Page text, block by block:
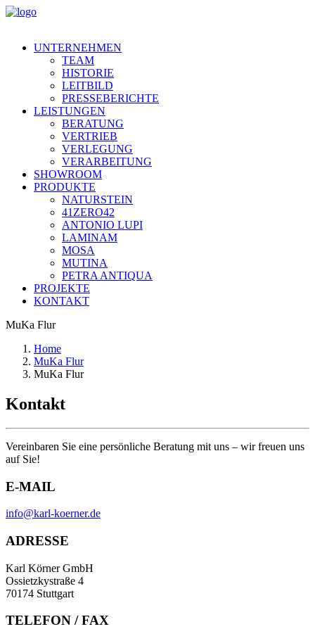
UNTERNEHMEN
TEAM
HISTORIE
LEITBILD
PRESSEBERICHTE
LEISTUNGEN
BERATUNG
VERTRIEB
VERLEGUNG
VERARBEITUNG
SHOWROOM
PRODUKTE
NATURSTEIN
41ZERO42
ANTONIO LUPI
LAMINAM
MOSA
MUTINA
PETRA ANTIQUA
PROJEKTE
KONTAKT
MuKa Flur
Home
MuKa Flur
MuKa Flur
Kontakt
Vereinbaren Sie eine persönliche Beratung mit uns – wir freuen uns
auf Sie!
E-MAIL
info@karl-koerner.de
ADRESSE
Karl Körner GmbH
Ossietzkystraße 4
70174 Stuttgart
TELEFON / FAX